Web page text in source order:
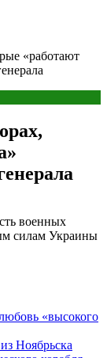
«работают
военных
силам Украины
«высокого
Ноябрьска